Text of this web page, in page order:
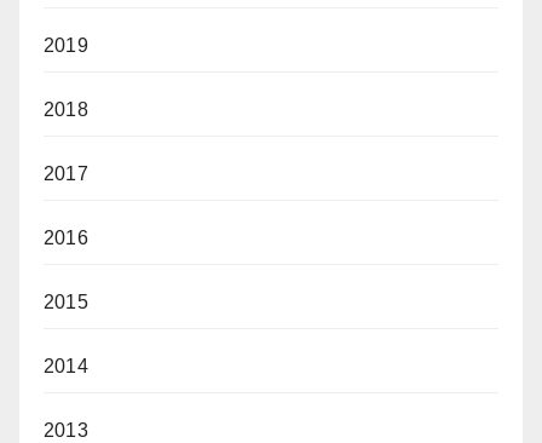
2019
2018
2017
2016
2015
2014
2013